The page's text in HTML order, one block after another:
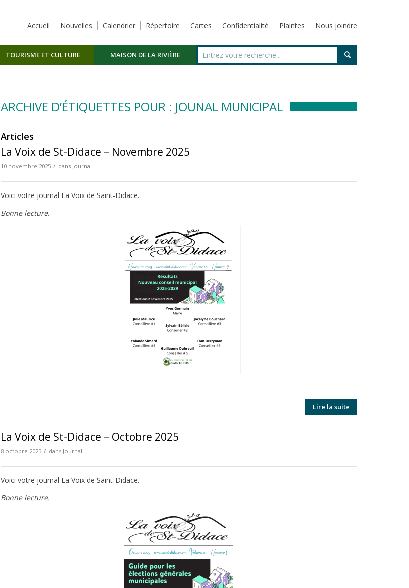
Accueil Nouvelles Calendrier Répertoire Cartes Confidentialité Plaintes Nous joindre
TOURISME ET CULTURE MAISON DE LA RIVIÈRE
ARCHIVE D’ÉTIQUETTES POUR : JOUNAL MUNICIPAL
Articles
La Voix de St-Didace – Novembre 2025
10 novembre 2025 / dans Journal
Voici votre journal La Voix de Saint-Didace.
Bonne lecture.
Lire la suite
La Voix de St-Didace – Octobre 2025
8 octobre 2025 / dans Journal
Voici votre journal La Voix de Saint-Didace.
Bonne lecture.